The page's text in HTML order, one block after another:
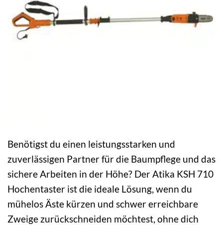
Benötigst du einen leistungsstarken und
zuverlässigen Partner für die Baumpflege und das
sichere Arbeiten in der Höhe? Der Atika KSH 710
Hochentaster ist die ideale Lösung, wenn du
mühelos Äste kürzen und schwer erreichbare
Zweige zurückschneiden möchtest, ohne dich